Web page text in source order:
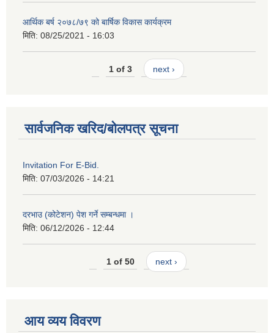
आर्थिक बर्ष २०७८/७९ को बार्षिक विकास कार्यक्रम
मिति: 08/25/2021 - 16:03
1 of 3 next ›
सार्वजनिक खरिद/बोलपत्र सूचना
Invitation For E-Bid.
मिति: 07/03/2026 - 14:21
दरभाउ (कोटेशन) पेश गर्ने सम्बन्धमा ।
मिति: 06/12/2026 - 12:44
1 of 50 next ›
आय व्यय विवरण